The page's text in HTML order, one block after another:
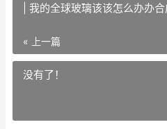
| 我的全球玻璃该该怎么办办
« 上一篇
没有了！